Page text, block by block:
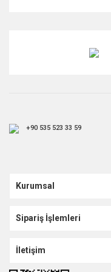
+90 535 523 33 59
Kurumsal
Sipariş İşlemleri
İletişim